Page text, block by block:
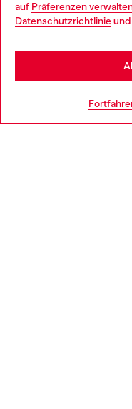
auf Präferenzen
Datenschutzrichtlinieund
You are currently
you may be based in